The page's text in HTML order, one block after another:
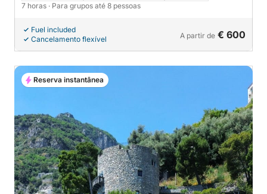
7 horas · Para grupos até 8 pessoas
Fuel included
Cancelamento flexível
A partir de € 600
Reserva instantânea